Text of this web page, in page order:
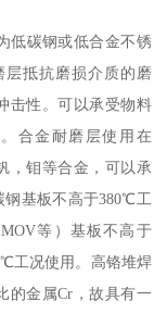
低碳钢或低合金不锈
抵抗磨损介质的磨
击性。可以承受物料
合金耐磨层使用在
，钼等合金，可以承
钢基板不高于380℃工
等）基板不高于
工况使用。高铬堆焊
的金属Cr，故具有一